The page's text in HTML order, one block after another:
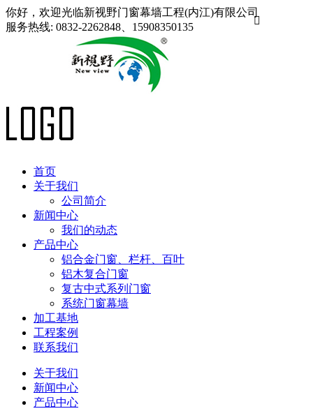
你好，欢迎光临新视野门窗幕墙工程(内江)有限公司
服务热线: 0832-2262848、15908350135

首页
关于我们
公司简介
新闻中心
我们的动态
产品中心
铝合金门窗、栏杆、百叶
铝木复合门窗
复古中式系列门窗
系统门窗幕墙
加工基地
工程案例
联系我们
关于我们
新闻中心
产品中心